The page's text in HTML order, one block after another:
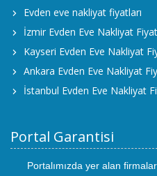
Evden eve nakliyat fiyatları
İzmir Evden Eve Nakliyat
Kayseri Evden Eve Nakliyat
Ankara Evden Eve Nakliyat
İstanbul Evden Eve Nakliyat
Portal Garantisi
Portalımızda yer alan